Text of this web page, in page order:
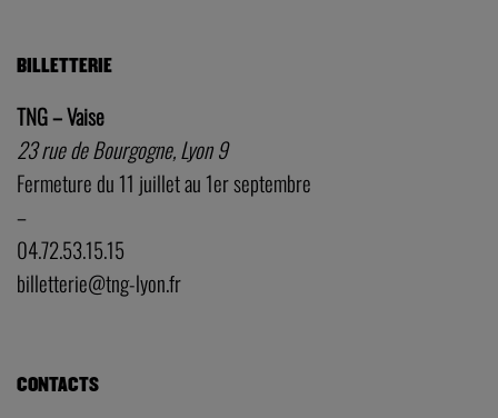
BILLETTERIE
TNG – Vaise
23 rue de Bourgogne, Lyon 9
Fermeture du 11 juillet au 1er septembre
–
04.72.53.15.15
billetterie@tng-lyon.fr
CONTACTS